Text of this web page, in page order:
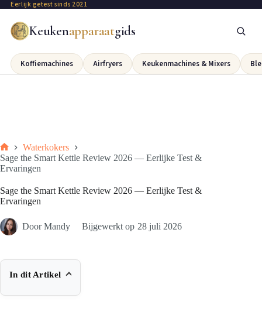
Eerlijk getest sinds 2021
Keukenapparaatgids
Koffiemachines Airfryers Keukenmachines & Mixers
Waterkokers
Sage the Smart Kettle Review 2026 — Eerlijke Test &
Ervaringen
Sage the Smart Kettle Review 2026 — Eerlijke Test &
Ervaringen
Door Mandy Bijgewerkt op 28 juli 2026
In dit Artikel